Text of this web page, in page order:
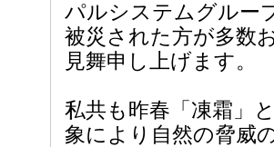
パルシステムグルー
被災された方が多数
見舞申し上げます。
私共も昨春「凍霜」
象により自然の脅威